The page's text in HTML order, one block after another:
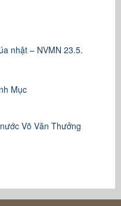
nhật – NVMN 23.5.
Mục
Võ Văn Thưởng